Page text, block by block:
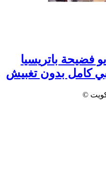
فضيحة باتريسيا
كامل بدون تغبيش
©